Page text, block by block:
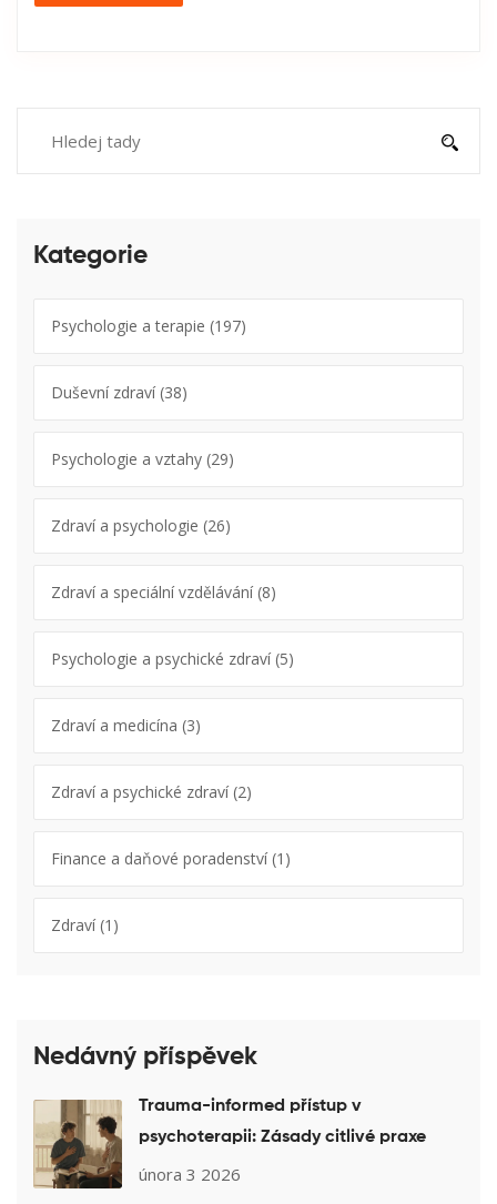
Kategorie
Psychologie a terapie (197)
Duševní zdraví(38)
Psychologie a vztahy (29)
Zdraví a psychologie (26)
Zdraví a speciální vzdělávání(8)
Psychologie a psychické zdraví(5)
Zdraví a medicína (3)
Zdraví a psychické zdraví(2)
Finance a daňové poradenství(1)
Zdraví(1)
Nedávný příspěvek
Trauma-informed přístup v
psychoterapii: Zásady citlivé praxe
února 3 2026